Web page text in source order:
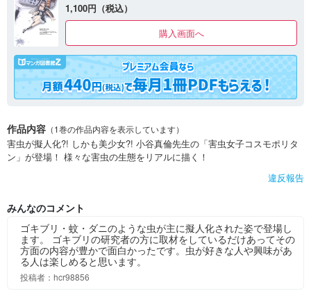
1,100円（税込）
購入画面へ
作品内容 （1巻の作品内容を表示しています）
害虫が擬人化?! しかも美少女?! 小谷真倫先生の「害虫女子コスモポリタ
ン」が登場！ 様々な害虫の生態をリアルに描く！
違反報告
みんなのコメント
ゴキブリ・蚊・ダニのような虫が主に擬人化された姿で登場し
ます。 ゴキブリの研究者の方に取材をしているだけあってその
方面の内容が豊かで面白かったです。虫が好きな人や興味があ
る人は楽しめると思います。
投稿者：hcr98856